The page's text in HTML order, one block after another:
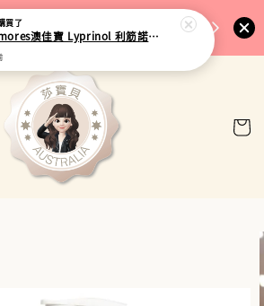
｜保健品滿額最低 91 折
來去逛逛
🚚 台
買了
Blackmores澳佳寶 Lyprinol 利筋諾風濕關節膠囊 100粒